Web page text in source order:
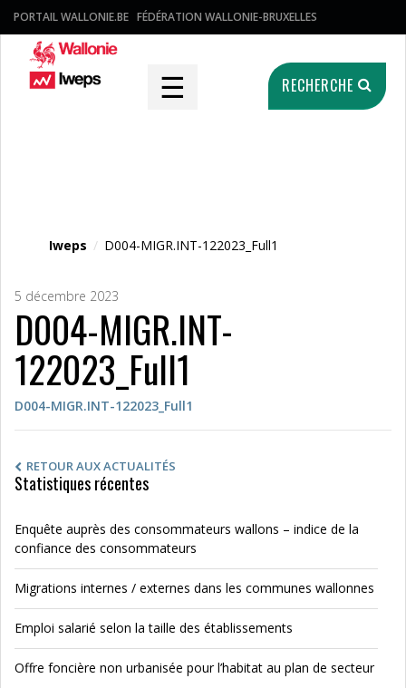
PORTAIL WALLONIE.BE FÉDÉRATION WALLONIE-BRUXELLES
☰ RECHERCHE
Iweps / D004-MIGR.INT-122023_Full1
5 décembre 2023
D004-MIGR.INT-
122023_Full1
D004-MIGR.INT-122023_Full1
RETOUR AUX ACTUALITÉS
Statistiques récentes
Enquête auprès des consommateurs wallons – indice de la
confiance des consommateurs
Migrations internes / externes dans les communes wallonnes
Emploi salarié selon la taille des établissements
Offre foncière non urbanisée pour l’habitat au plan de secteur